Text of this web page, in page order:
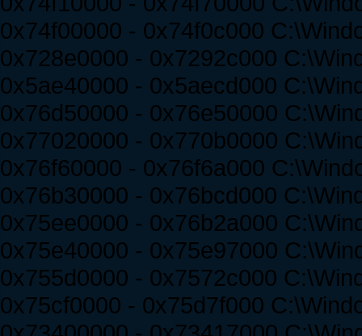
0x74f00000 - 0x74f0c000
0x728e0000 - 0x7292c000
0x5ae40000 - 0x5aecd000
0x76d50000 - 0x76e50000
0x77020000 - 0x770b0000
0x76f60000 - 0x76f6a000
0x76b30000 - 0x76bcd000
0x75ee0000 - 0x76b2a000
0x75e40000 - 0x75e97000
0x755d0000 - 0x7572c000
0x75cf0000 - 0x75d7f000